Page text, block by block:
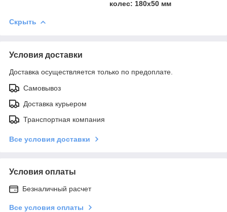
колес: 180х50 мм
Скрыть
Условия доставки
Доставка осуществляется только по предоплате.
Самовывоз
Доставка курьером
Транспортная компания
Все условия доставки
Условия оплаты
Безналичный расчет
Все условия оплаты